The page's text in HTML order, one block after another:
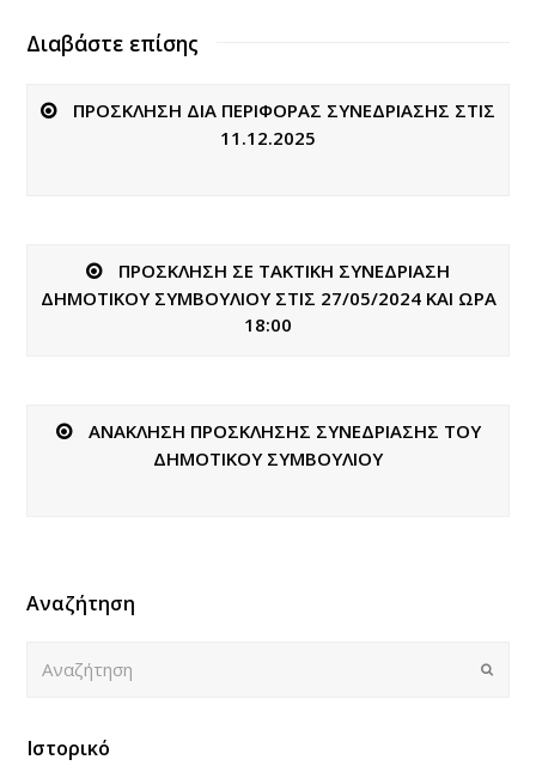
Διαβάστε επίσης
ΠΡΟΣΚΛΗΣΗ ΔΙΑ ΠΕΡΙΦΟΡΑΣ ΣΥΝΕΔΡΙΑΣΗΣ ΣΤΙΣ
11.12.2025
ΠΡΟΣΚΛΗΣΗ ΣΕ ΤΑΚΤΙΚΗ ΣΥΝΕΔΡΙΑΣΗ
ΔΗΜΟΤΙΚΟΥ ΣΥΜΒΟΥΛΙΟΥ ΣΤΙΣ 27/05/2024 ΚΑΙ ΩΡΑ
18:00
ΑΝΑΚΛΗΣΗ ΠΡΟΣΚΛΗΣΗΣ ΣΥΝΕΔΡΙΑΣΗΣ ΤΟΥ
ΔΗΜΟΤΙΚΟΥ ΣΥΜΒΟΥΛΙΟΥ
Αναζήτηση
Submit
Ιστορικό